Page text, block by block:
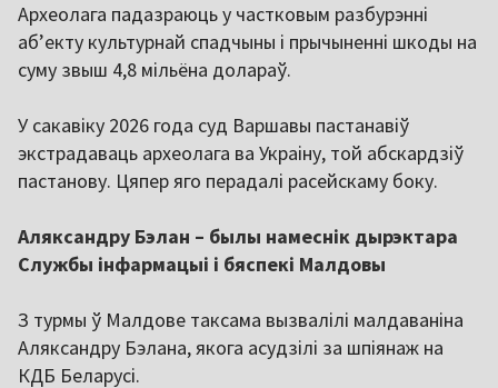
Археолага падазраюць у частковым разбурэнні
аб’екту культурнай спадчыны і прычыненні шкоды на
суму звыш 4,8 мільёна долараў.
У сакавіку 2026 года суд Варшавы пастанавіў
экстрадаваць археолага ва Украіну, той абскардзіў
пастанову. Цяпер яго перадалі расейскаму боку.
Аляксандру Бэлан – былы намеснік дырэктара
Службы інфармацыі і бяспекі Малдовы
З турмы ў Малдове таксама вызвалілі малдаваніна
Аляксандру Бэлана, якога асудзілі за шпіянаж на
КДБ Беларусі.